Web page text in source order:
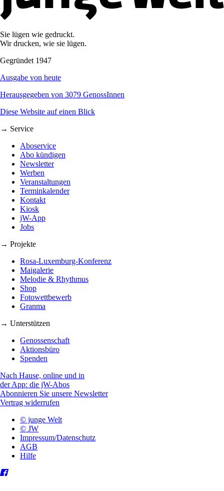
Sie lügen wie gedruckt.
Wir drucken, wie sie lügen.
Gegründet 1947
Ausgabe von heute
Herausgegeben von 3079 GenossInnen
Diese Website auf einen Blick
→ Service
Aboservice
Abo kündigen
Newsletter
Werben
Veranstaltungen
Terminkalender
Kontakt
Kiosk
jW-App
Jobs
→ Projekte
Rosa-Luxemburg-Konferenz
Maigalerie
Melodie & Rhythmus
Shop
Fotowettbewerb
Granma
→ Unterstützen
Genossenschaft
Aktionsbüro
Spenden
Nach Hause, online und in
der App: die jW-Abos
Abonnieren Sie unsere Newsletter
Vertrag widerrufen
© junge Welt
© JW
Impressum/Datenschutz
AGB
Hilfe